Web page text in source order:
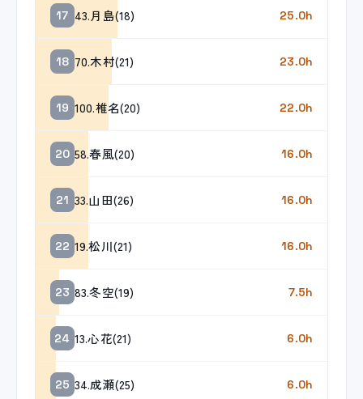
17 43.月島(18) 25.0h
18 70.木村(21) 23.0h
19 100.椎名(20) 22.0h
20 58.春風(20) 16.0h
21 33.山田(26) 16.0h
22 19.松川(21) 16.0h
23 83.冬空(19) 7.5h
24 13.心花(21) 6.0h
25 34.成瀬(25) 6.0h